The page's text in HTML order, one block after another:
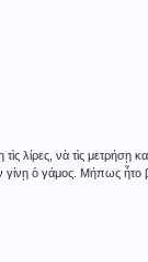
νὰ τὶς μετρήσῃ
γίνῃ ὁ γάμος. Μήπως